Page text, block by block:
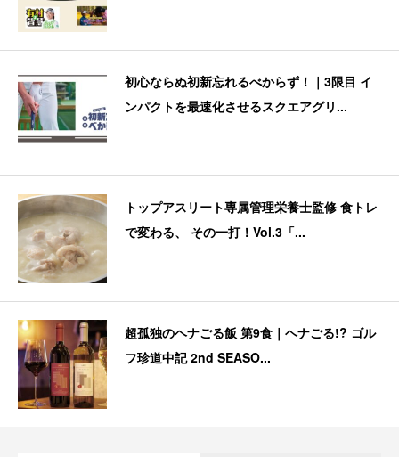
初心ならぬ初新忘れるべからず！｜3限目 イ
ンパクトを最速化させるスクエアグリ...
トップアスリート専属管理栄養士監修 食トレ
で変わる、 その一打！Vol.3「...
超孤独のヘナごる飯 第9食｜ヘナごる!? ゴル
フ珍道中記 2nd SEASO...